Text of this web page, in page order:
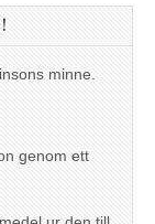
minne.
genom ett